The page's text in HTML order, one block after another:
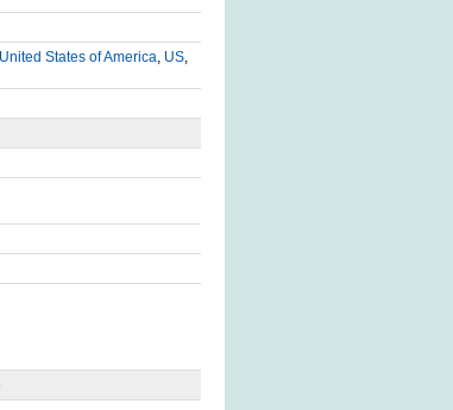
United States of America, US,